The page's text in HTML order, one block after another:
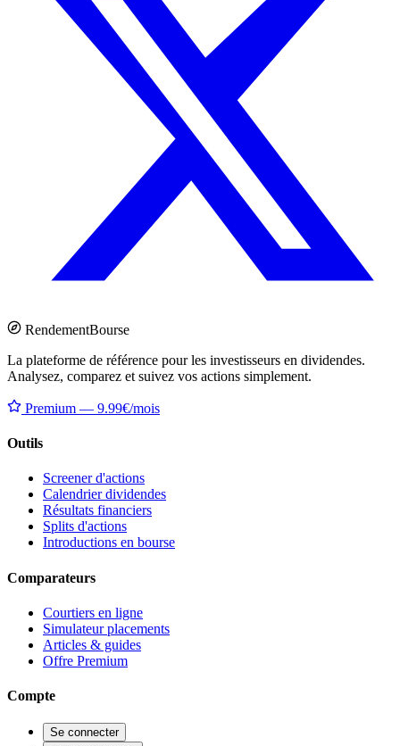
RendementBourse
La plateforme de référence pour les investisseurs en dividendes.
Analysez, comparez et suivez vos actions simplement.
Premium — 9.99€/mois
Outils
Screener d'actions
Calendrier dividendes
Résultats financiers
Splits d'actions
Introductions en bourse
Comparateurs
Courtiers en ligne
Simulateur placements
Articles & guides
Offre Premium
Compte
Se connecter